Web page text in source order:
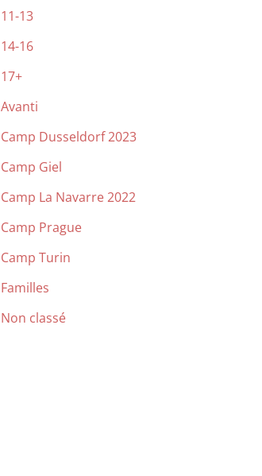
11-13
14-16
17+
Avanti
Camp Dusseldorf 2023
Camp Giel
Camp La Navarre 2022
Camp Prague
Camp Turin
Familles
Non classé